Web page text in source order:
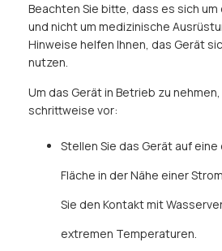
Beachten Sie bitte, dass es sich
und nicht um medizinische
Hinweise helfen Ihnen, das Gerät
nutzen.
Um das Gerät in Betrieb zu
schrittweise vor:
Stellen Sie das Gerät auf
Fläche in der Nähe einer
Sie den Kontakt mit
extremen Temperaturen.